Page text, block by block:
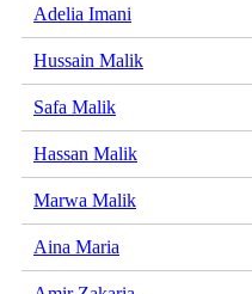
Adelia Imani
Hussain Malik
Safa Malik
Hassan Malik
Marwa Malik
Aina Maria